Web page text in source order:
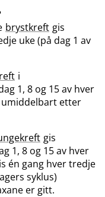
brystkreft gis
uke (på dag 1 av
i
1, 8 og 15 av hver
umiddelbart etter
gis
1, 8 og 15 av hver
én gang hver tredje
syklus)
er gitt.